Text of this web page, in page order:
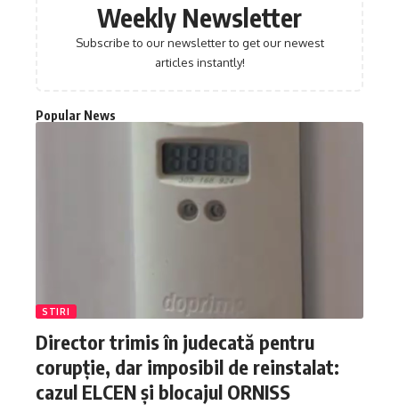
Weekly Newsletter
Subscribe to our newsletter to get our newest
articles instantly!
Popular News
STIRI
Director trimis în judecată pentru
corupție, dar imposibil de reinstalat:
cazul ELCEN și blocajul ORNISS